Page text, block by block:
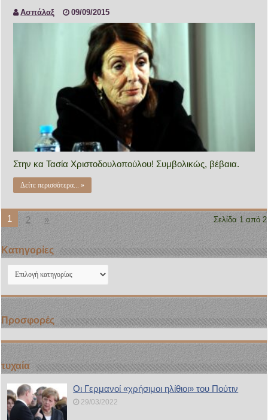
Ασπάλαξ 09/09/2015
Στην κα Τασία Χριστοδουλοπούλου! Συμβολικώς, βέβαια.
Δείτε περισσότερα... »
Σελίδα 1 από 2
1 2 »
Kατηγορίες
Kατηγορίες
Προσφορές
τυχαία
Οι Γερμανοί «χρήσιμοι ηλίθιοι» του Πούτιν
29/03/2022